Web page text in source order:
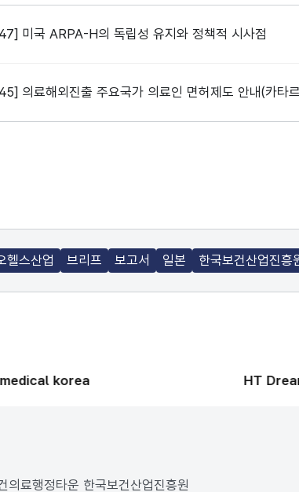
미국 ARPA-H의 독립성 유지와 정책적 시사점
의료해외진출 주요국가 의료인 면허제도 안내(카타
헬스산업 브리프 보고서 일본 한국보건산업진흥
medical korea HT
료행정타운 한국보건산업진흥원